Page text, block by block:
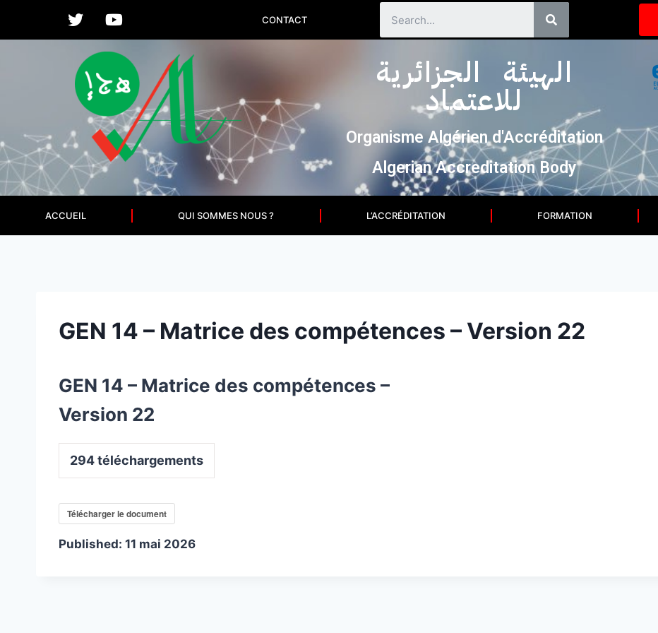
CONTACT
الهيئة الجزائرية
للاعتماد
Organisme Algérien d'Accréditation
Algerian Accreditation Body
ACCUEIL QUI SOMMES NOUS ? L’ACCRÉDITATION FORMATION
GEN 14 – Matrice des compétences – Version 22
GEN 14 – Matrice des compétences –
Version 22
294téléchargements
Télécharger le document
Published: 11 mai 2026